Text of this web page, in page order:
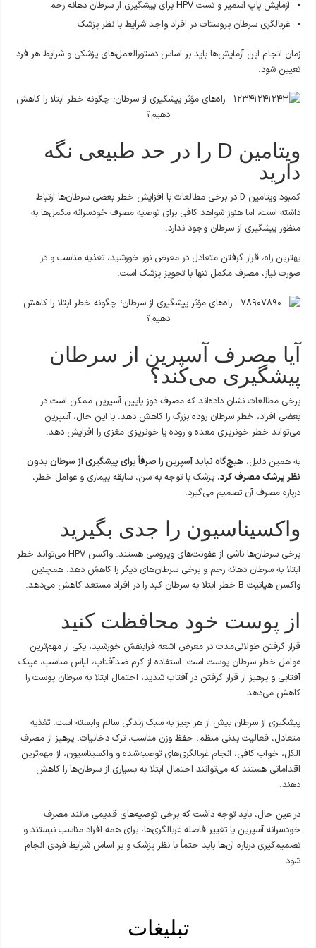
آزمایش پاپ اسمیر و تست HPV برای پیشگیری از سرطان دهانه رحم
غربالگری سرطان پروستات در افراد واجد شرایط با نظر پزشک
زمان انجام این آزمایش‌ها باید بر اساس دستورالعمل‌های پزشکی و شرایط هر فرد
تعیین شود.
ویتامین D را در حد طبیعی نگه
دارید
کمبود ویتامین D در برخی مطالعات با افزایش خطر بعضی سرطان‌ها ارتباط
داشته است، اما هنوز شواهد کافی برای توصیه مصرف خودسرانه مکمل‌ها به
منظور پیشگیری از سرطان وجود ندارد.
بهترین راه، قرار گرفتن متعادل در معرض نور خورشید، تغذیه مناسب و در
صورت نیاز، مصرف مکمل تنها با تجویز پزشک است.
آیا مصرف آسپرین از سرطان
پیشگیری می‌کند؟
برخی مطالعات نشان داده‌اند که مصرف دوز پایین آسپرین ممکن است در
بعضی افراد، خطر سرطان روده بزرگ را کاهش دهد. با این حال، آسپرین
می‌تواند خطر خونریزی معده و روده یا خونریزی مغزی را افزایش دهد.
به همین دلیل، هیچ‌گاه نباید آسپرین را صرفاً برای پیشگیری از سرطان بدون
نظر پزشک مصرف کرد. پزشک با توجه به سن، سابقه بیماری و عوامل خطر،
درباره مصرف آن تصمیم می‌گیرد.
واکسیناسیون را جدی بگیرید
برخی سرطان‌ها ناشی از عفونت‌های ویروسی هستند. واکسن HPV می‌تواند خطر
ابتلا به سرطان دهانه رحم و برخی سرطان‌های دیگر را کاهش دهد. همچنین
واکسن هپاتیت B خطر ابتلا به سرطان کبد را در افراد مستعد کاهش می‌دهد.
از پوست خود محافظت کنید
قرار گرفتن طولانی‌مدت در معرض اشعه فرابنفش خورشید، یکی از مهم‌ترین
عوامل خطر سرطان پوست است. استفاده از کرم ضدآفتاب، لباس مناسب، عینک
آفتابی و پرهیز از قرار گرفتن در آفتاب شدید، احتمال ابتلا به سرطان پوست را
کاهش می‌دهد.
پیشگیری از سرطان بیش از هر چیز به سبک زندگی سالم وابسته است. تغذیه
متعادل، فعالیت بدنی منظم، حفظ وزن مناسب، ترک دخانیات، پرهیز از مصرف
الکل، خواب کافی، انجام غربالگری‌های توصیه‌شده و واکسیناسیون، از مهم‌ترین
اقداماتی هستند که می‌توانند احتمال ابتلا به بسیاری از سرطان‌ها را کاهش
دهند.
در عین حال، باید توجه داشت که برخی توصیه‌های قدیمی مانند مصرف
خودسرانه آسپرین یا تغییر فاصله غربالگری‌ها، برای همه افراد مناسب نیستند و
تصمیم‌گیری درباره آن‌ها باید حتماً با نظر پزشک و بر اساس شرایط فردی انجام
شود.
تبلیغات